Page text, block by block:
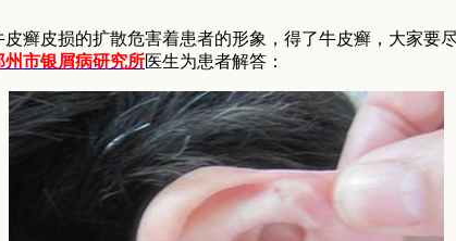
癣皮损的扩散危害着患者的形象，得了牛皮癣，大家要
州市银屑病研究所医生为患者解答：